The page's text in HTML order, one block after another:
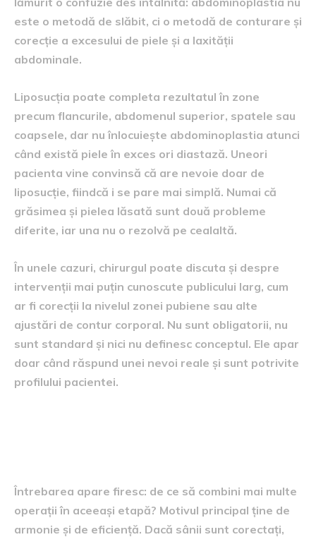
este o metodă de slăbit, ci o metodă de conturare și
corecție a excesului de piele și a laxității
abdominale.
Liposucția poate completa rezultatul în zone
precum flancurile, abdomenul superior, spatele sau
coapsele, dar nu înlocuiește abdominoplastia atunci
când există piele în exces ori diastază. Uneori
pacienta vine convinsă că are nevoie doar de
liposucție, fiindcă i se pare mai simplă. Numai că
grăsimea și pielea lăsată sunt două probleme
diferite, iar una nu o rezolvă pe cealaltă.
În unele cazuri, chirurgul poate discuta și despre
intervenții mai puțin cunoscute publicului larg, cum
ar fi corecții la nivelul zonei pubiene sau alte
ajustări de contur corporal. Nu sunt obligatorii, nu
sunt standard și nici nu definesc conceptul. Ele apar
doar când răspund unei nevoi reale și sunt potrivite
profilului pacientei.
Întrebarea apare firesc: de ce să combini mai multe
operații în aceeași etapă? Motivul principal ține de
armonie și de eficiență. Dacă sânii sunt corectați,